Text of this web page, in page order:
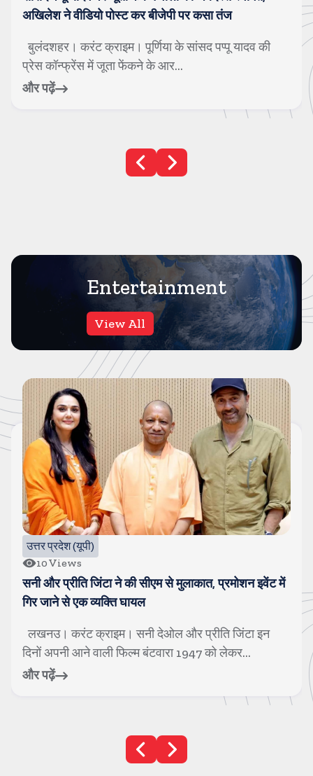
अखिलेश ने वीडियो पोस्ट कर बीजेपी पर कसा तंज
बुलंदशहर। करंट क्राइम। पूर्णिया के सांसद पप्पू यादव की
प्रेस कॉन्फ्रेंस में जूता फेंकने के आर...
और पढ़ें
Entertainment
View All
उत्तर प्रदेश (यूपी)
10Views
सनी और प्रीति जिंटा ने की सीएम से मुलाकात, प्रमोशन इवेंट में
गिर जाने से एक व्यक्ति घायल
लखनउ। करंट क्राइम। सनी देओल और प्रीति जिंटा इन
दिनों अपनी आने वाली फिल्म बंटवारा 1947 को लेकर...
और पढ़ें